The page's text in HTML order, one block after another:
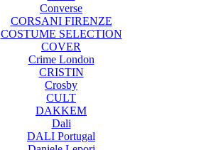
Converse
CORSANI FIRENZE
COSTUME SELECTION
COVER
Crime London
CRISTIN
Crosby
CULT
DAKKEM
Dali
DALI Portugal